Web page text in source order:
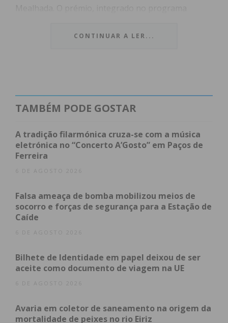
autarquia paredense pela forma eficaz como tem
desenvolvido pela autarquia para integrar o
valorizando o impacto dos eventos desportivos, das
infraestruturas e das experiências associadas ao
desporto na atração de visitantes, na dinamização
económica local e na afirmação dos territórios
presidente da Câmara Municipal de Paredes,
Francisco Leal, marcou presença na cerimónia para
Este reconhecimento surge num momento de
grande dinamismo para Paredes. Com os olhos
Atlântica do Desporto em 2027, uma distinção
CONTINUAR A LER...
TAMBÉM PODE GOSTAR
A tradição filarmónica cruza-se com a música
eletrónica no “Concerto A’Gosto” em Paços de
Ferreira
6 DE AGOSTO 2026
Falsa ameaça de bomba mobilizou meios de
socorro e forças de segurança para a Estação de
Caíde
6 DE AGOSTO 2026
Bilhete de Identidade em papel deixou de ser
aceite como documento de viagem na UE
6 DE AGOSTO 2026
Avaria em coletor de saneamento na origem da
mortalidade de peixes no rio Eiriz